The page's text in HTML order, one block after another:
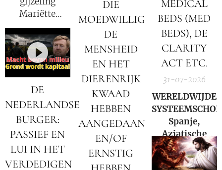
Mariëtte
Groothoff.
DE
NEDERLANDSE
BURGER:
PASSIEF EN
LUI IN HET
VERDEDIGEN
DIE
MOEDWILLIG
DE
MENSHEID
EN HET
DIERENRIJK
KWAAD
HEBBEN
AANGEDAAN
EN/OF
ERNSTIG
MEDICAL
BEDS (MED
BEDS), DE
CLARITY
ACT ETC.
31-07-2026
WERELDWIJDE
Spanje,
Aziatische
markten en
Hormuz |